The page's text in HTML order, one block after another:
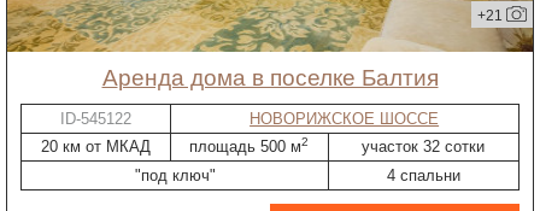
+21
Аренда дома в поселке Балтия
ID-545122
НОВОРИЖСКОЕ ШОССЕ
20 км от МКАД
площадь 500 м2
участок 32 сотки
"под ключ"
4 спальни